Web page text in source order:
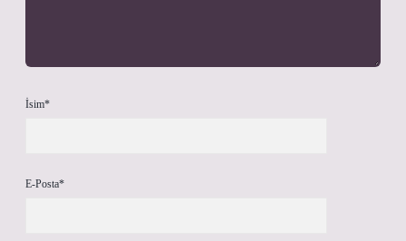
İsim*
E-Posta*